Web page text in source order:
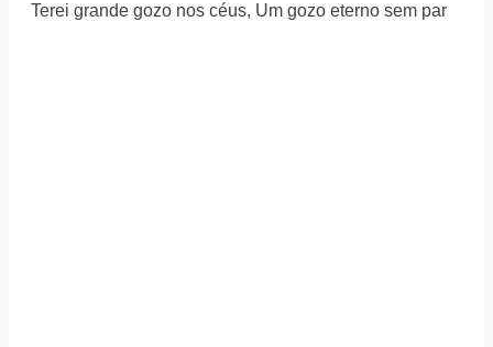
Terei grande gozo nos céus, Um gozo eterno sem par